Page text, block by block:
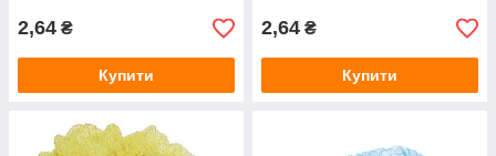
2,64 ₴
Купити
2,64 ₴
Купити